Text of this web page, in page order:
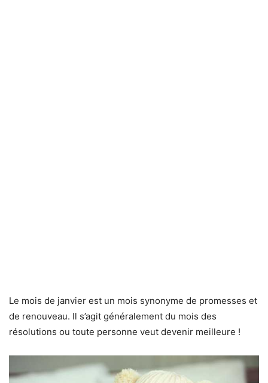
Le mois de janvier est un mois synonyme de promesses et
de renouveau. Il s’agit généralement du mois des
résolutions ou toute personne veut devenir meilleure !